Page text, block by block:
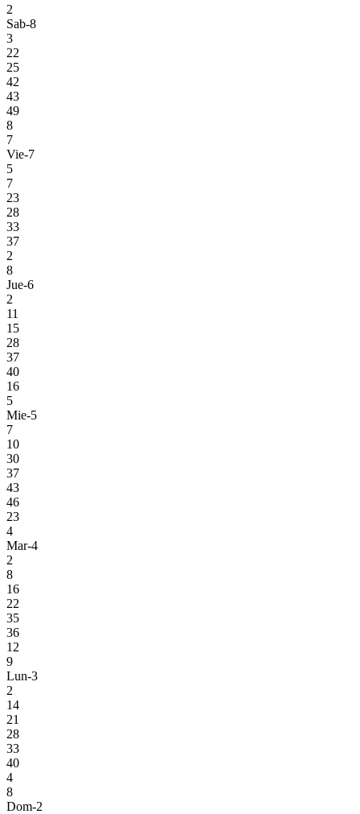
2
Sab-8
3
22
25
42
43
49
8
7
Vie-7
5
7
23
28
33
37
2
8
Jue-6
2
11
15
28
37
40
16
5
Mie-5
7
10
30
37
43
46
23
4
Mar-4
2
8
16
22
35
36
12
9
Lun-3
2
14
21
28
33
40
4
8
Dom-2